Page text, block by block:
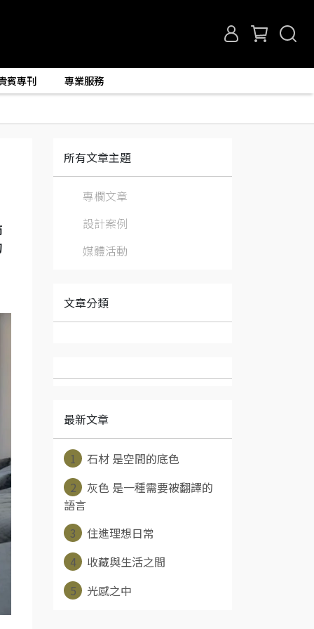
賓專刊 專業服務
所有文章主題
專欄文章
設計案例
媒體活動
文章分類
最新文章
1
石材 是空間的底色
2
灰色 是一種需要被翻譯的
語言
3
住進理想日常
4
收藏與生活之間
5
光感之中